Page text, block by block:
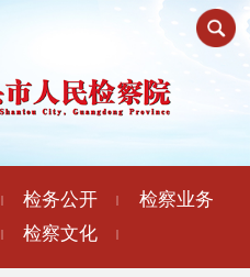
检务公开
检察业务
检察文化